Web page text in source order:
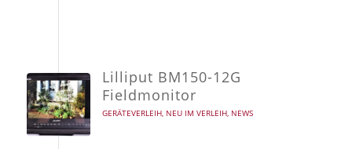
Lilliput BM150-12G
Fieldmonitor
GERÄTEVERLEIH, NEU IM VERLEIH, NEWS